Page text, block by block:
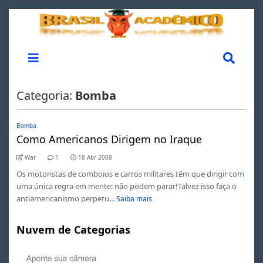
Categoria: Bomba
Bomba
Como Americanos Dirigem no Iraque
War 1 18 Abr 2008
Os motoristas de comboios e carros militares têm que dirigir com
uma única regra em mente: não podem parar!Talvez isso faça o
antiamericanismo perpetu... Saiba mais
Nuvem de Categorias